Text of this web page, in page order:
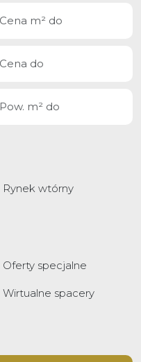
Rynek wtórny
Oferty specjalne
Wirtualne spacery